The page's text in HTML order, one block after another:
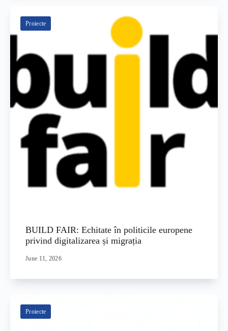
Proiecte
BUILD FAIR: Echitate în politicile europene
privind digitalizarea și migrația
June 11, 2026
Proiecte